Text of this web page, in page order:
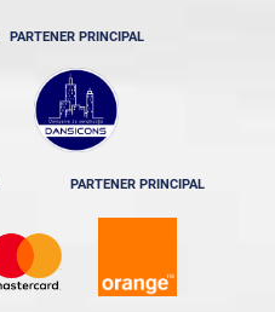
PARTENER PRINCIPAL
PARTENER PRINCIPAL